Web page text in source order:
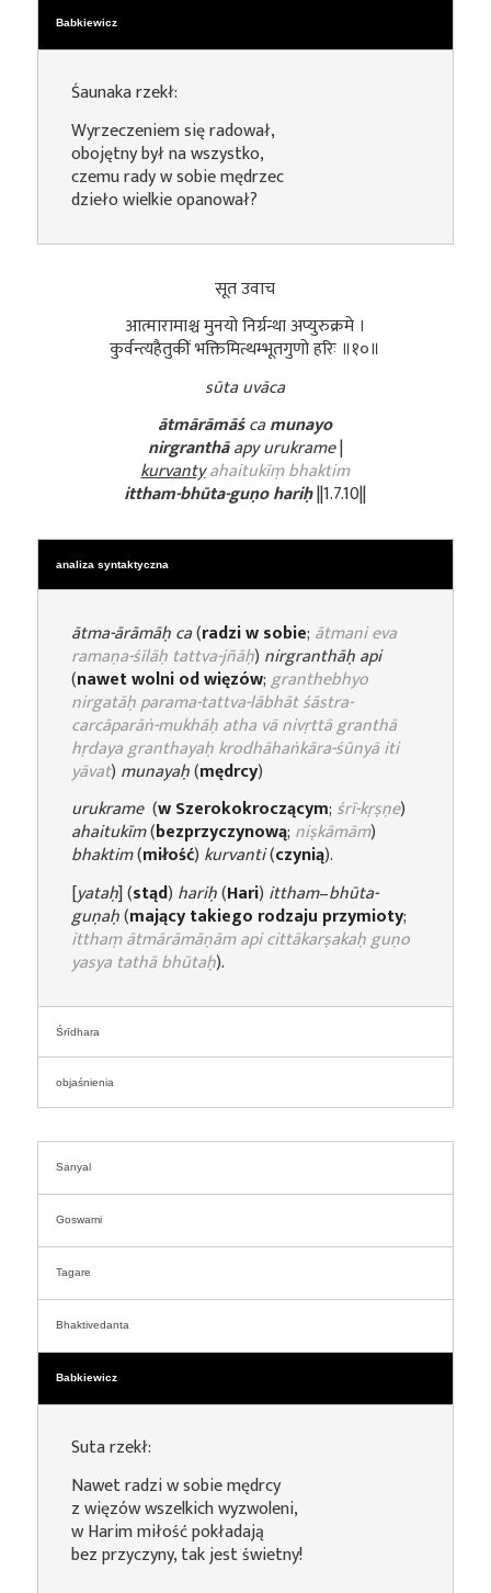
Babkiewicz
Śaunaka rzekł:
Wyrzeczeniem się radował,
obojętny był na wszystko,
czemu rady w sobie mędrzec
dzieło wielkie opanował?
सूत उवाच
आत्मारामाश्च मुनयो निर्ग्रन्था अप्युरुक्रमे ।
कुर्वन्त्यहैतुकीं भक्तिमित्थम्भूतगुणो हरिः ॥१०॥
sūta uvāca
ātmārāmāścamunayo
nirgranthāapy urukrame|
kurvantyahaitukīṃ bhaktim
ittham-bhūta-guṇo hariḥ||1.7.10||
analiza syntaktyczna
ātma-ārāmāḥ ca(radzi w sobie; ātmani eva
ramaṇa-śīlāḥ tattva-jñāḥ) nirgranthāḥ api
(nawet wolni od więzów;granthebhyo
nirgatāḥ parama-tattva-lābhāt śāstra-
carcāparāṅ-mukhāḥ atha vā nivṛttā granthā
hṛdaya granthayaḥ krodhāhaṅkāra-śūnyā iti
yāvat) munayaḥ(mędrcy)
urukrame(w Szerokokroczącym; śrī-kṛṣṇe)
ahaitukīm(bezprzyczynową; niṣkāmām)
bhaktim(miłość) kurvanti(czynią).
[yataḥ] (stąd) hariḥ(Hari) ittham–bhūta-
guṇaḥ(mający takiego rodzaju przymioty;
itthaṃ ātmārāmāṇām api cittākarṣakaḥ guṇo
yasya tathā bhūtaḥ).
Śrīdhara
objaśnienia
Sanyal
Goswami
Tagare
Bhaktivedanta
Babkiewicz
Suta rzekł:
Nawet radzi w sobie mędrcy
z więzów wszelkich wyzwoleni,
w Harim miłość pokładają
bez przyczyny, tak jest świetny!